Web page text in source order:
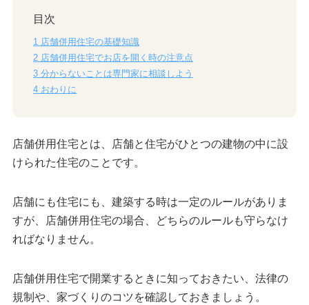
目次
1 店舗併用住宅の基礎知識
2店舗併用住宅でお店を開く時の注意点
3分からないことは専門家に相談しよう
4おわりに
店舗併用住宅とは、店舗と住宅がひとつの建物の中に設
けられた住宅のことです。
店舗にも住宅にも、建築する時は一定のルールがありま
すが、店舗併用住宅の場合、どちらのルールも守らなけ
ればなりません。
店舗併用住宅で開業するときに知っておきたい、法律の
規制や、家づくりのコツを確認しておきましょう。